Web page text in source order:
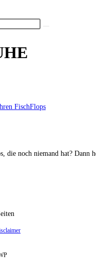
die noch niemand hat? Dann